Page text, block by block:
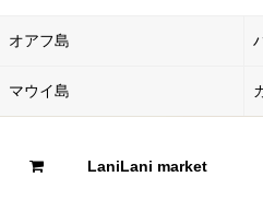
オアフ島
マウイ島
LaniLani market